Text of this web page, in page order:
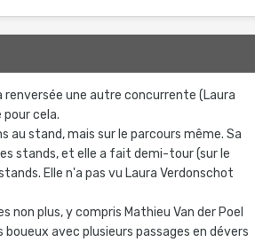
renversée une autre concurrente (Laura
cela.
au stand, mais sur le parcours même. Sa
stands, et elle a fait demi-tour (sur le
Elle n'a pas vu Laura Verdonschot
non plus, y compris Mathieu Van der Poel
avec plusieurs passages en dévers